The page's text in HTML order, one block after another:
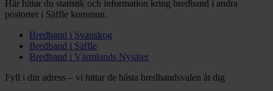
Här hittar du statistik och information kring bredband i andra
postorter i Säffle kommun.
Bredband i Svanskog
Bredband i Säffle
Bredband i Värmlands Nysäter
Fyll i din adress – vi hittar de bästa bredbandsvalen åt dig